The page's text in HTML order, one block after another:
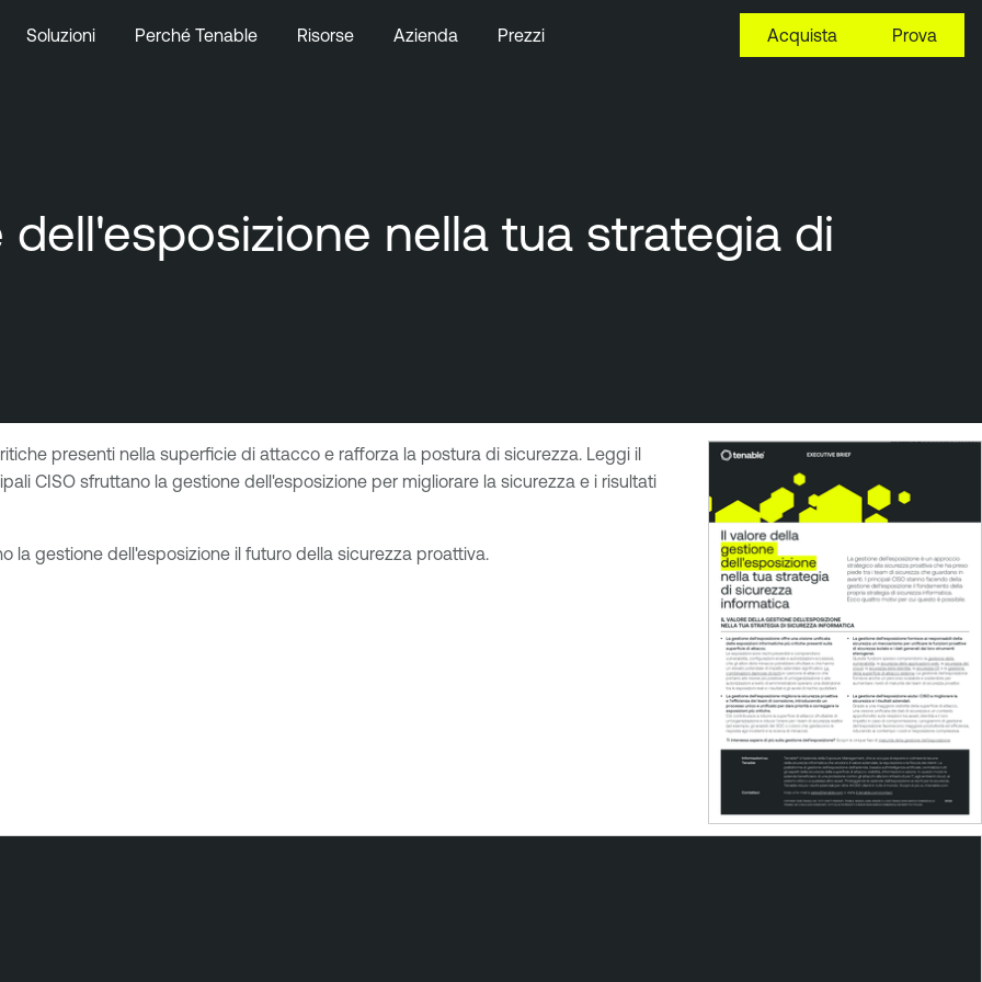
Soluzioni Perché Tenable Risorse Azienda Prezzi Acquista Prova
nella tua strategia di
presenti nella superficie di attacco e rafforza la postura di sicurezza. Leggi il
CISO sfruttano la gestione dell'esposizione per migliorare la sicurezza e i risultati
la gestione dell'esposizione il futuro della sicurezza proattiva.